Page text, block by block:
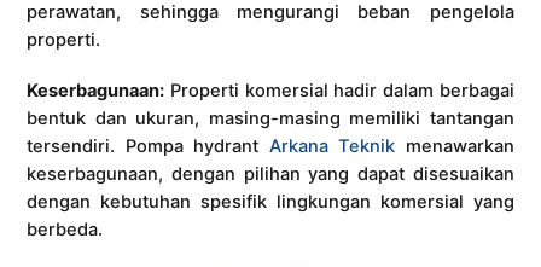
perawatan, sehingga mengurangi beban pengelola
properti.
Keserbagunaan: Properti komersial hadir dalam berbagai
bentuk dan ukuran, masing-masing memiliki tantangan
tersendiri. Pompa hydrant Arkana Teknik menawarkan
keserbagunaan, dengan pilihan yang dapat disesuaikan
dengan kebutuhan spesifik lingkungan komersial yang
berbeda.